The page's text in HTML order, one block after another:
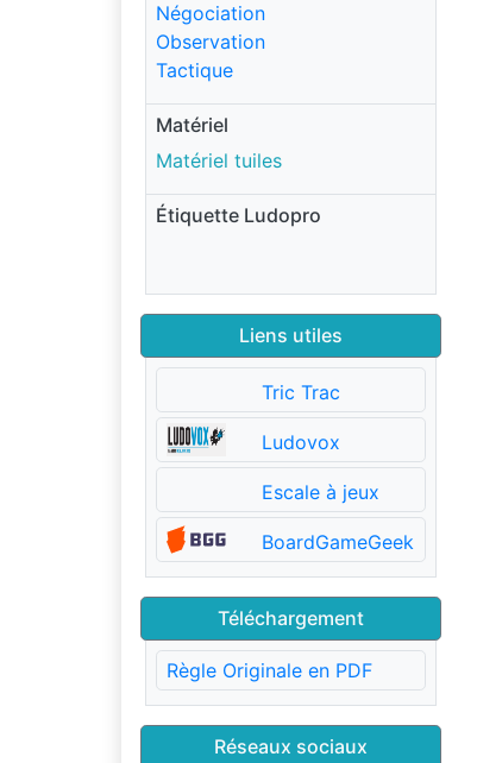
Négociation
Observation
Tactique
Matériel
Matériel tuiles
Étiquette Ludopro
Liens utiles
Tric Trac
Ludovox
Escale à jeux
BoardGameGeek
Téléchargement
Règle Originale en PDF
Réseaux sociaux